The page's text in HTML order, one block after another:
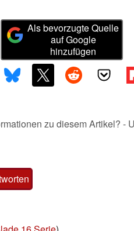
Als bevorzugte Quelle
auf Google
hinzufügen
zu diesem Artikel? -